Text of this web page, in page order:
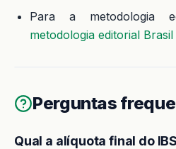
Para a metodologia
metodologia editorial Brasil
Perguntas
Qual a alíquota final do